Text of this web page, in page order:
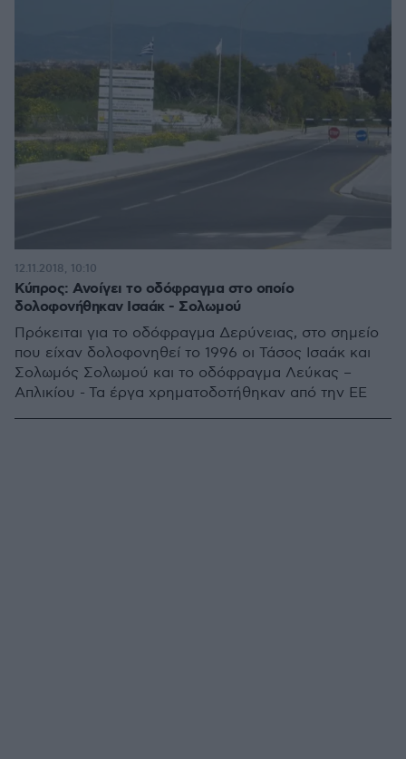
Κύπρος: Ανοίγει το οδόφραγμα στο οποίο
δολοφονήθηκαν Ισαάκ - Σολωμού
Πρόκειται για το οδόφραγμα Δερύνειας, στο σημείο
που είχαν δολοφονηθεί το 1996 οι Τάσος Ισαάκ και
Σολωμός Σολωμού και το οδόφραγμα Λεύκας –
Απλικίου - Τα έργα χρηματοδοτήθηκαν από την ΕΕ
12.11.2018, 10:10